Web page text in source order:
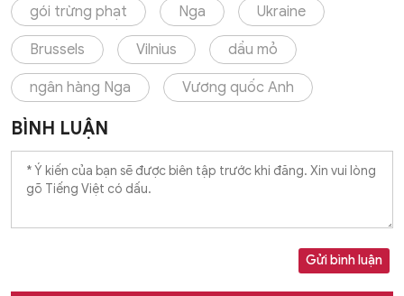
gói trừng phạt Nga Ukraine
Brussels Vilnius dầu mỏ
ngân hàng Nga Vương quốc Anh
BÌNH LUẬN
Gửi bình luận